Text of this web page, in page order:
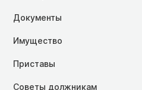
Документы
Имущество
Приставы
Советы должникам